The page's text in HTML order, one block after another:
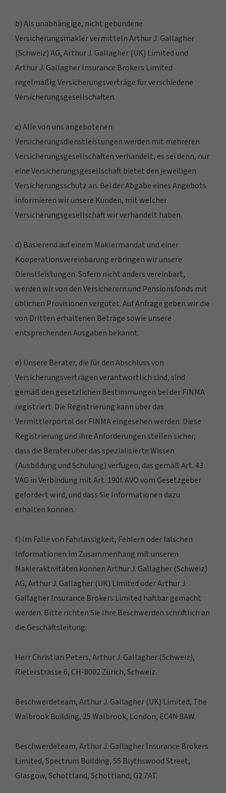
b) Als unabhängige, nicht gebundene
Versicherungsmakler vermitteln Arthur J. Gallagher
(Schweiz) AG, Arthur J. Gallagher (UK) Limited und
Arthur J. Gallagher Insurance Brokers Limited
regelmäßig Versicherungsverträge für verschiedene
Versicherungsgesellschaften.
c) Alle von uns angebotenen
Versicherungsdienstleistungen werden mit mehreren
Versicherungsgesellschaften verhandelt, es sei denn, nur
eine Versicherungsgesellschaft bietet den jeweiligen
Versicherungsschutz an. Bei der Abgabe eines Angebots
informieren wir unsere Kunden, mit welcher
Versicherungsgesellschaft wir verhandelt haben.
d) Basierend auf einem Maklermandat und einer
Kooperationsvereinbarung erbringen wir unsere
Dienstleistungen. Sofern nicht anders vereinbart,
werden wir von den Versicherern und Pensionsfonds mit
üblichen Provisionen vergütet. Auf Anfrage geben wir die
von Dritten erhaltenen Beträge sowie unsere
entsprechenden Ausgaben bekannt.
e) Unsere Berater, die für den Abschluss von
Versicherungsverträgen verantwortlich sind, sind
gemäß den gesetzlichen Bestimmungen bei der FINMA
registriert. Die Registrierung kann über das
Vermittlerportal der FINMA eingesehen werden. Diese
Registrierung und ihre Anforderungen stellen sicher,
dass die Berater über das spezialisierte Wissen
(Ausbildung und Schulung) verfügen, das gemäß Art. 43
VAG in Verbindung mit Art. 190f. AVO vom Gesetzgeber
gefordert wird, und dass Sie Informationen dazu
erhalten können.
f) Im Falle von Fahrlässigkeit, Fehlern oder falschen
Informationen im Zusammenhang mit unseren
Makleraktivitäten können Arthur J. Gallagher (Schweiz)
AG, Arthur J. Gallagher (UK) Limited oder Arthur J.
Gallagher Insurance Brokers Limited haftbar gemacht
werden. Bitte richten Sie Ihre Beschwerden schriftlich an
die Geschäftsleitung:
Herr Christian Peters, Arthur J. Gallagher (Schweiz),
Rieterstrasse 6, CH-8002 Zürich, Schweiz.
Beschwerdeteam, Arthur J. Gallagher (UK) Limited, The
Walbrook Building, 25 Walbrook, London, EC4N 8AW.
Beschwerdeteam, Arthur J. Gallagher Insurance Brokers
Limited, Spectrum Building, 55 Blythswood Street,
Glasgow, Schottland, Schottland, G2 7AT.